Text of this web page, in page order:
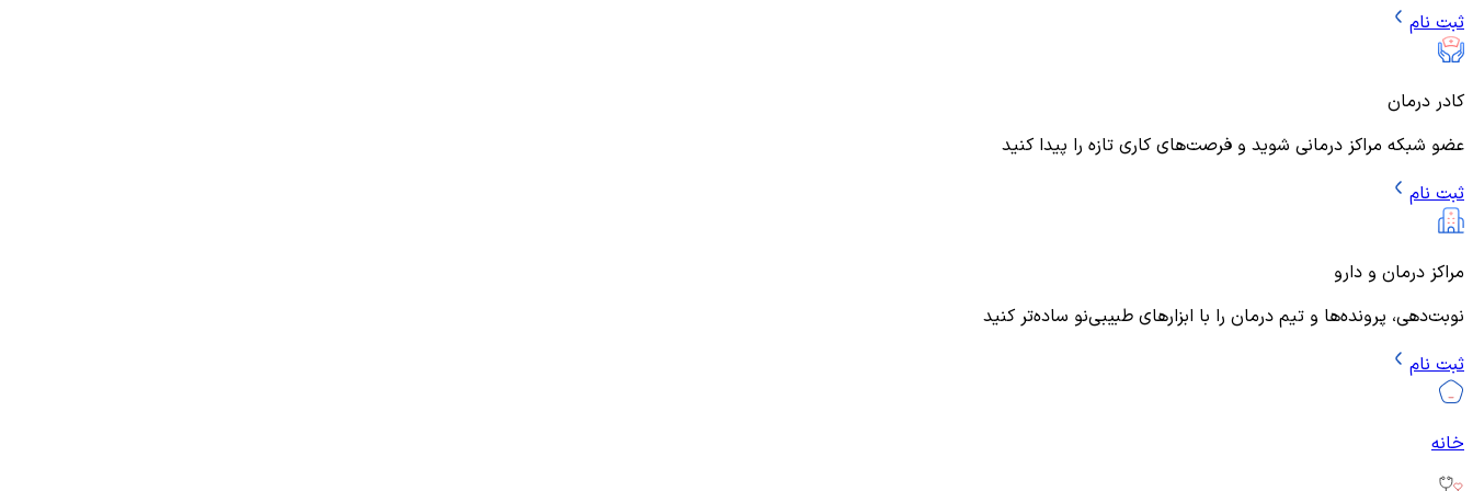
ثبت نام
کادر درمان
عضو شبکه مراکز درمانی شوید و فرصت‌های کاری تازه را پیدا کنید
ثبت نام
مراکز درمان و دارو
نوبت‌دهی، پرونده‌ها و تیم درمان را با ابزارهای طبیبی‌نو ساده‌تر کنید
ثبت نام
خانه